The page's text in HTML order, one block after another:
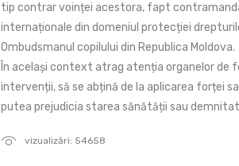
vizualizări: 54658
tip contrar voinței acestora, fapt
internaționale din domeniul protecției
Ombudsmanul copilului din Republica Moldova.
În același context atrag atenția organelor de
intervenții, să se abțină de la aplicarea forței
putea prejudicia starea sănătății sau